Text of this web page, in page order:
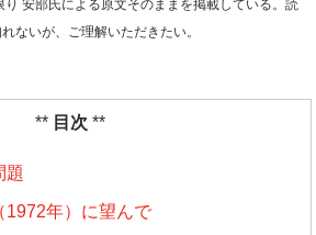
安部氏による原文そのままを掲載している。読
ないが、ご理解いただきたい。
目次
題
1972年）に望んで